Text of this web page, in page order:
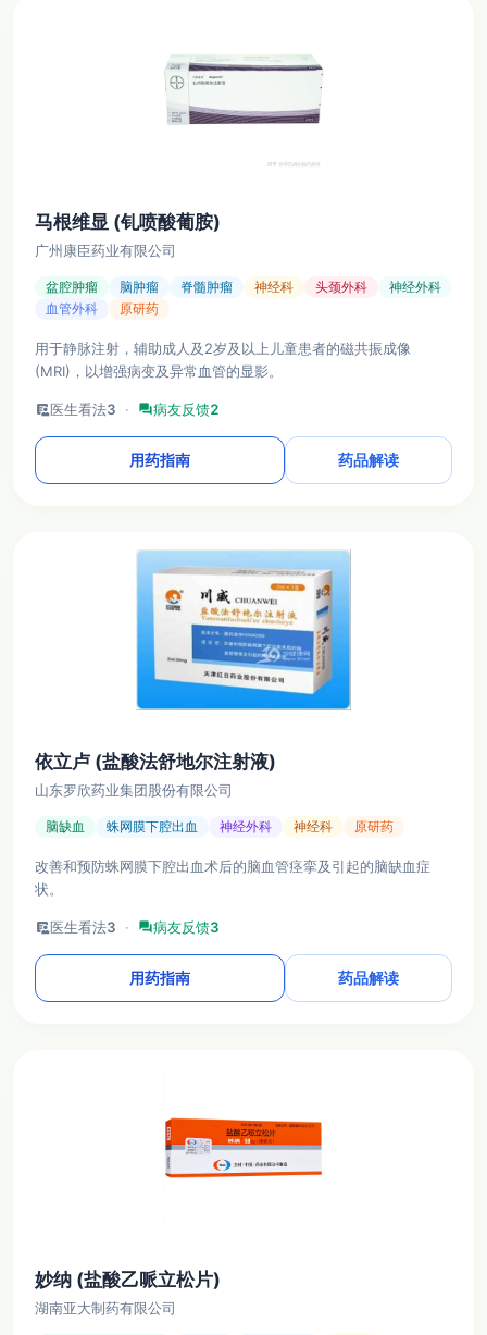
马根维显 (钆喷酸葡胺)
广州康臣药业有限公司
盆腔肿瘤 脑肿瘤 脊髓肿瘤 神经科 头颈外科
神经外科
血管外科
原研药
用于静脉注射，辅助成人及2岁及以上儿童患者的磁共振成像
(MRI)，以增强病变及异常血管的显影。
clinical_notes医生看法3 · forum病友反馈2
用药指南 药品解读
依立卢 (盐酸法舒地尔注射液)
山东罗欣药业集团股份有限公司
脑缺血 蛛网膜下腔出血 神经外科 神经科 原研药
改善和预防蛛网膜下腔出血术后的脑血管痉挛及引起的脑缺血症
状。
clinical_notes医生看法3 · forum病友反馈3
用药指南 药品解读
妙纳 (盐酸乙哌立松片)
湖南亚大制药有限公司